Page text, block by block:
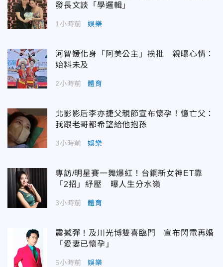
發長文談「學邏輯」
1小時前 娛樂
河智媛化身「阿美公主」挨批 親曝心情：
始料未及
2小時前 體育
北影影后李亦捷父親節宣布懷孕！憶亡父：
我跟老哥都希望給他抱孫
3小時前 娛樂
專訪/明星賽一舞爆紅！台鋼新女神ET靠
「2招」紓壓 曝人生分水嶺
3小時前 體育
震撼彈！及川光博雙喜臨門 宣布閃電再婚
「愛妻已懷孕」
5小時前 娛樂